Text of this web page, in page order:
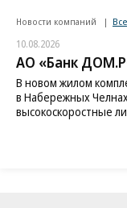
Новости компаний Все
10.08.2026
АО «Банк
В новом жилом
в Набережных
высокоскоростные